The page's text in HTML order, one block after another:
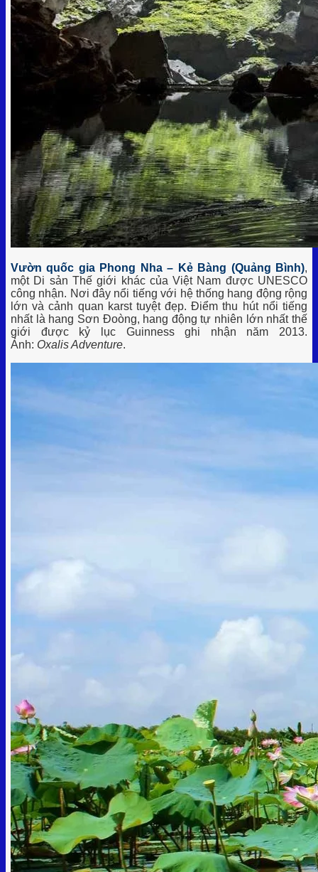
Vườn quốc gia Phong Nha – Kẻ Bàng (Quảng Bình),
một Di sản Thế giới khác của Việt Nam được UNESCO
công nhận. Nơi đây nổi tiếng với hệ thống hang động rộng
lớn và cảnh quan karst tuyệt đẹp. Điểm thu hút nổi tiếng
nhất là hang Sơn Đoòng, hang động tự nhiên lớn nhất thế
giới được kỷ lục Guinness ghi nhận năm 2013.
Ảnh: Oxalis Adventure.